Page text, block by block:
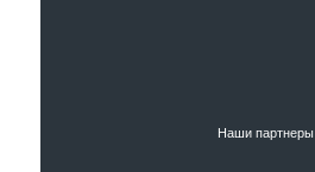
Наши партнеры